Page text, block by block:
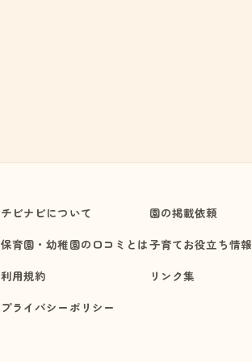
チビナビについて
保育園・幼稚園の口コミとは
利用規約
プライバシーポリシー
園の掲載依頼
子育てお役立ち情報
リンク集